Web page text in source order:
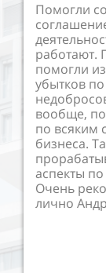
Помогли
работают.
помогли
убытков
вообще,
по всяким
бизнеса.
аспекты
Очень
лично